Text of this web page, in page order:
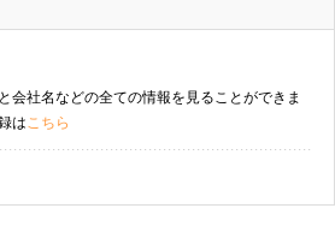
会社名などの全ての情報を見ることができま
は こちら